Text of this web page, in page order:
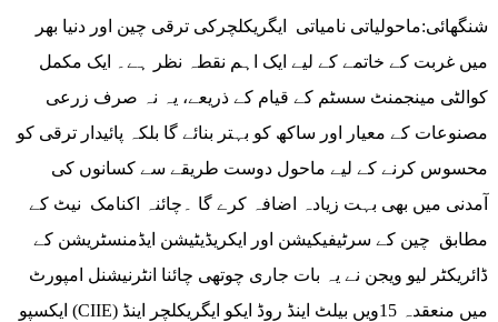
شنگھائی:ماحولیاتی نامیاتی ایگریکلچرکی ترقی چین اور دنیا بھر
میں غربت کے خاتمے کے لیے ایک اہم نقطہ نظر ہے۔ ایک مکمل
کوالٹی مینجمنٹ سسٹم کے قیام کے ذریعے، یہ نہ صرف زرعی
مصنوعات کے معیار اور ساکھ کو بہتر بنائے گا بلکہ پائیدار ترقی کو
محسوس کرنے کے لیے ماحول دوست طریقے سے کسانوں کی
آمدنی میں بھی بہت زیادہ اضافہ کرے گا ۔چائنہ اکنامک نیٹ کے
مطابق چین کے سرٹیفیکیشن اور ایکریڈیٹیشن ایڈمنسٹریشن کے
ڈائریکٹر لیو ویجن نے یہ بات جاری چوتھی چائنا انٹرنیشنل امپورٹ
ایکسپو (CIIE) میں منعقدہ 15ویں بیلٹ اینڈ روڈ ایکو ایگریکلچر اینڈ